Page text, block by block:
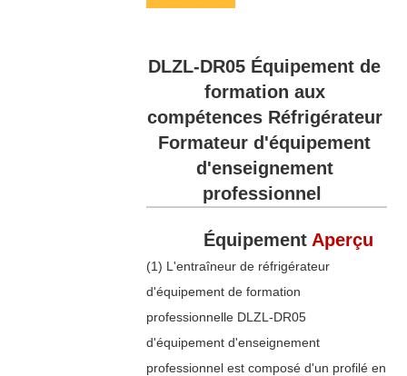
DLZL-DR05 Équipement de
formation aux
compétences Réfrigérateur
Formateur d'équipement
d'enseignement
professionnel
Équipement Aperçu
(1) L'entraîneur de réfrigérateur
d'équipement de formation
professionnelle DLZL-DR05
d'équipement d'enseignement
professionnel est composé d'un profilé en